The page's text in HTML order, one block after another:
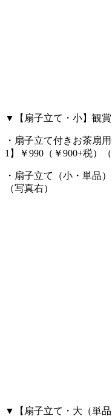
▼【扇子立て・小】観賞
・扇子立て付きお茶扇
1】￥990（￥900+税）
・扇子立て（小・単品）
（写真右）
▼【扇子立て・大（単